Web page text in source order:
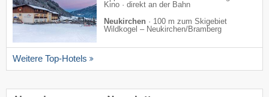
Kino · direkt an der Bahn
Neukirchen · 100 m zum Skigebiet
Wildkogel – Neukirchen/​Bramberg
Weitere Top-Hotels